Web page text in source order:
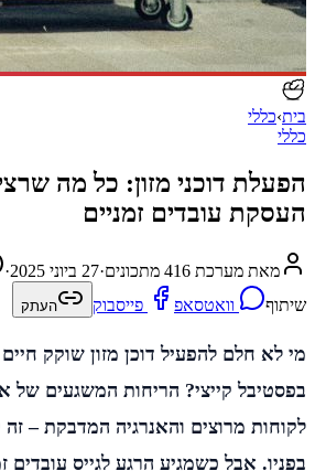
בית›כללי
כללי
הפעלת דוכני מזון: כל מה
העסקת עובדים זמניים
מאת מערכת 416 מתכונים ·27 ביוני 2025 ·
שיתוף
וואטסאפ פייסבוק העתק
מי לא חלם להפעיל דוכן מזון שוקק
בפסטיבל קייצי? הריחות המשגעים של
לקוחות מרוצים והאנרגיה המדבקת –
בפניו. אבל כשמגיע הרגע לגייס עובדים